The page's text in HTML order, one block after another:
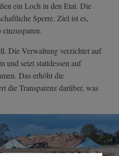
ein Loch in den Etat. Die
Sperre. Ziel ist es,
Die Verwaltung verzichtet auf
und setzt stattdessen auf
Das erhöht die
die Transparenz darüber, was